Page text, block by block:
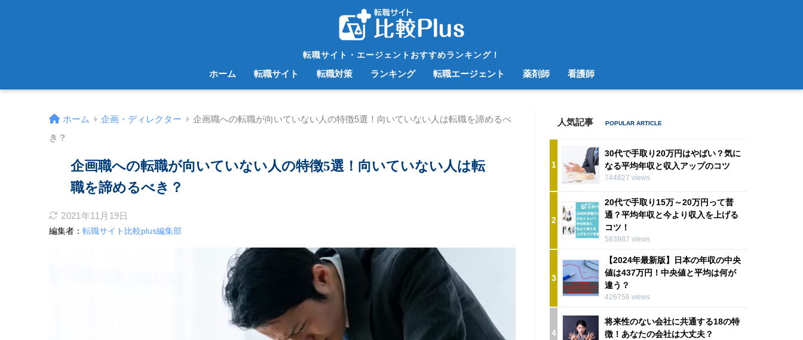
転職サイト・エージェントおすすめランキング！
ホーム 転職サイト 転職対策 ランキング 転職エージェント 薬剤師 看護師
ホーム 企画・ディレクター
企画職への転職が向いていない人の特徴5選！向いていない人は転職を諦めるべ
き？
企画職への転職が向いていない人の特徴5選！向いていない人は転
職を諦めるべき？
2021年11月19日
編集者： 転職サイト比較plus編集部
人気記事
1
30代で手取り20万円はやばい？気に
なる平均年収と収入アップのコツ
744827 views
2
20代で手取り15万～20万円って普
通？平均年収と今より収入を上げる
コツ！
563987 views
3
【2024年最新版】日本の年収の中央
値は437万円！中央値と平均は何が
違う？
426756 views
4
将来性のない会社に共通する18の特
徴！あなたの会社は大丈夫？